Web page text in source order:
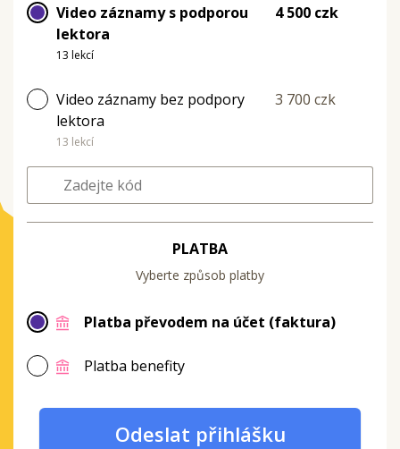
Video záznamy s podporou
lektora
13 lekcí
4 500 czk
Video záznamy bez podpory
lektora
13 lekcí
3 700 czk
PLATBA
Vyberte způsob platby
Platba převodem na účet (faktura)
Platba benefity
Odeslat přihlášku